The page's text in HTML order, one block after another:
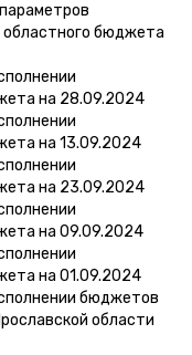
областного бюджета
на 28.09.2024
на 13.09.2024
на 23.09.2024
на 09.09.2024
на 01.09.2024
бюджетов
области